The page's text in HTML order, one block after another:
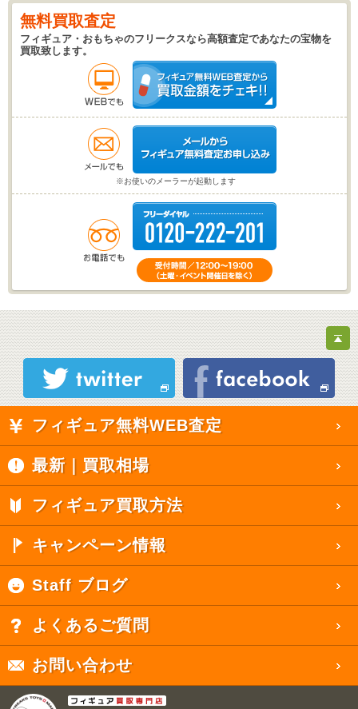
無料買取査定
フィギュア・おもちゃのフリークスなら高額査定であなたの宝物を
買取致します。
※お使いのメーラーが起動します
フィギュア無料WEB査定
最新｜買取相場
フィギュア買取方法
キャンペーン情報
Staff ブログ
よくあるご質問
お問い合わせ